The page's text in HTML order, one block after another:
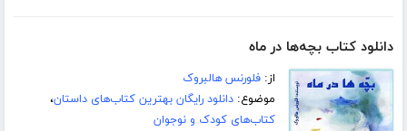
دانلود کتاب بچه‌ها در ماه
از:فلورنس هالبروک
موضوع:دانلود رایگان بهترین کتاب‌های داستان،
کتاب‌های کودک و نوجوان